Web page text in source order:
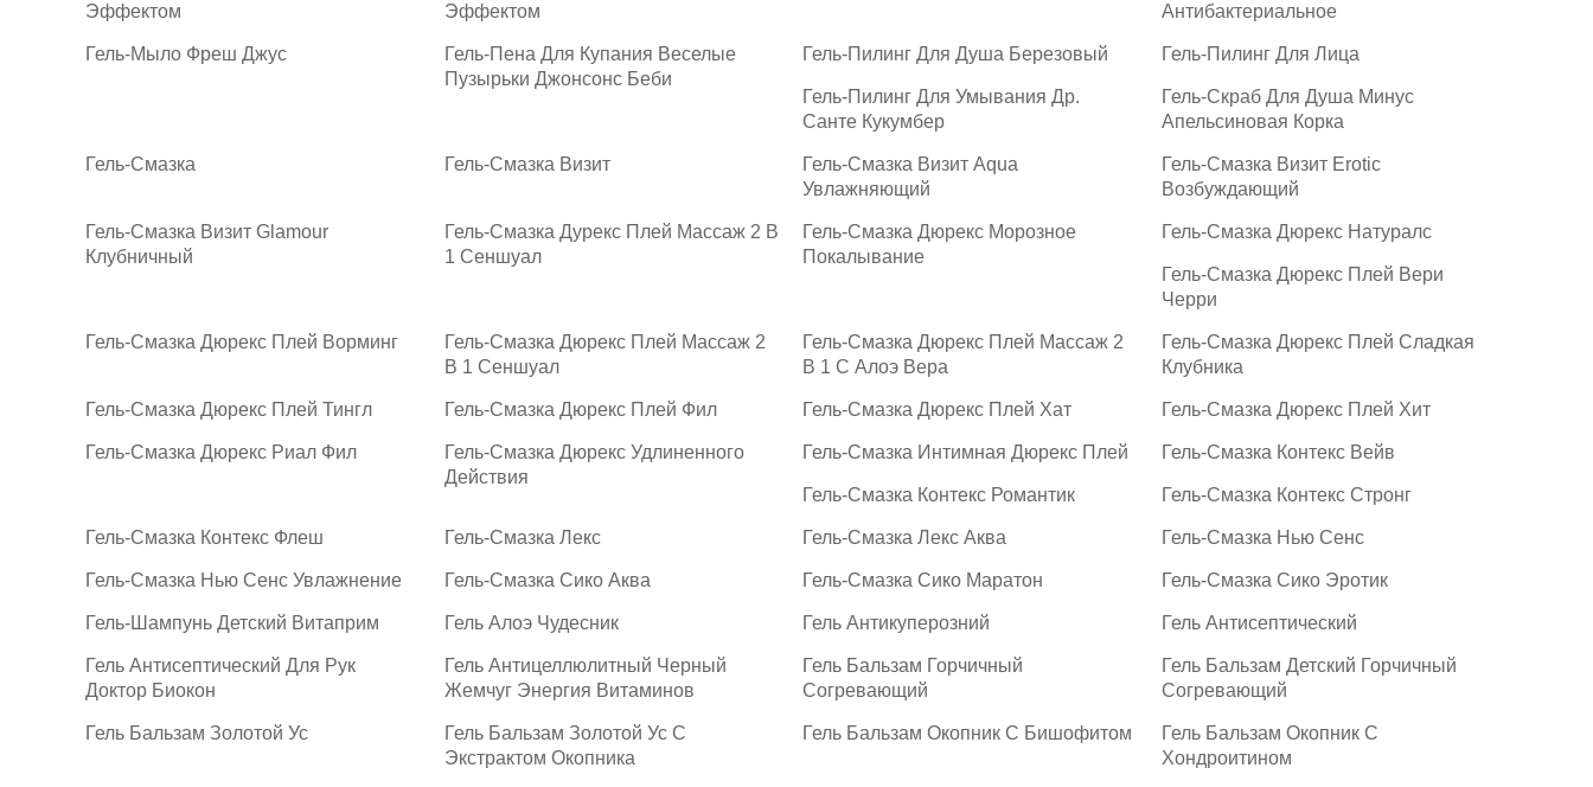
Эффектом
Эффектом
Антибактериальное
Гель-Мыло Фреш Джус
Гель-Пена Для Купания Веселые
Пузырьки Джонсонс Беби
Гель-Пилинг Для Душа Березовый Гель-Пилинг Для Лица
Гель-Пилинг Для Умывания Др.
Санте Кукумбер
Гель-Скраб Для Душа Минус
Апельсиновая Корка
Гель-Смазка Гель-Смазка Визит
Гель-Смазка Визит Aqua
Увлажняющий
Гель-Смазка Визит Erotic
Возбуждающий
Гель-Смазка Визит Glamour
Клубничный
Гель-Смазка Дурекс Плей Массаж 2 В
1 Сеншуал
Гель-Смазка Дюрекс Морозное
Покалывание
Гель-Смазка Дюрекс Натуралс
Гель-Смазка Дюрекс Плей Вери
Черри
Гель-Смазка Дюрекс Плей Ворминг
Гель-Смазка Дюрекс Плей Массаж 2
В 1 Сеншуал
Гель-Смазка Дюрекс Плей Массаж 2
В 1 С Алоэ Вера
Гель-Смазка Дюрекс Плей Сладкая
Клубника
Гель-Смазка Дюрекс Плей Тингл Гель-Смазка Дюрекс Плей Фил Гель-Смазка Дюрекс Плей Хат Гель-Смазка Дюрекс Плей Хит
Гель-Смазка Дюрекс Риал Фил
Гель-Смазка Дюрекс Удлиненного
Действия
Гель-Смазка Интимная Дюрекс Плей Гель-Смазка Контекс Вейв
Гель-Смазка Контекс Романтик Гель-Смазка Контекс Стронг
Гель-Смазка Контекс Флеш Гель-Смазка Лекс Гель-Смазка Лекс Аква Гель-Смазка Нью Сенс
Гель-Смазка Нью Сенс Увлажнение Гель-Смазка Сико Аква Гель-Смазка Сико Маратон Гель-Смазка Сико Эротик
Гель-Шампунь Детский Витаприм Гель Алоэ Чудесник Гель Антикуперозний Гель Антисептический
Гель Антисептический Для Рук
Доктор Биокон
Гель Антицеллюлитный Черный
Жемчуг Энергия Витаминов
Гель Бальзам Горчичный
Согревающий
Гель Бальзам Детский Горчичный
Согревающий
Гель Бальзам Золотой Ус
Гель Бальзам Золотой Ус С
Экстрактом Окопника
Гель Бальзам Окопник С Бишофитом
Гель Бальзам Окопник С
Хондроитином